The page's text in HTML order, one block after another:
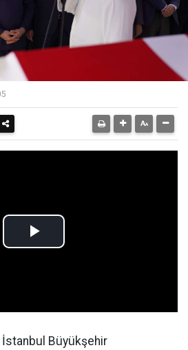
İstanbul Büyükşehir